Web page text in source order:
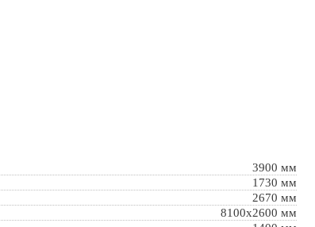
3900 мм
1730 мм
2670 мм
8100x2600 мм